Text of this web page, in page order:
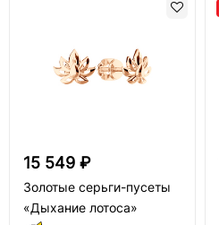
15 549 ₽
Золотые серьги-пусеты
«Дыхание лотоса»